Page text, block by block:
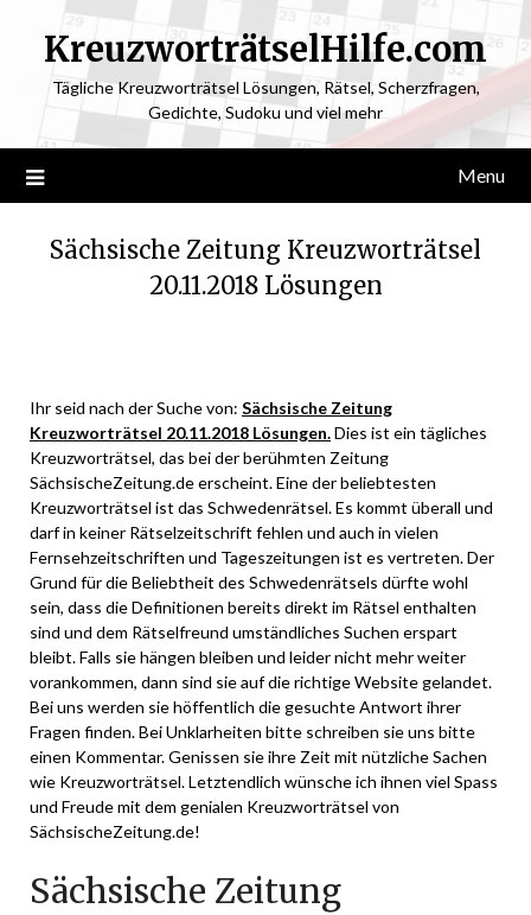
KreuzworträtselHilfe.com
Tägliche Kreuzworträtsel Lösungen, Rätsel, Scherzfragen,
Gedichte, Sudoku und viel mehr
Menu
Sächsische Zeitung Kreuzworträtsel
20.11.2018 Lösungen
November
20,
2018
Ihr seid nach der Suche von: Sächsische Zeitung
Kreuzworträtsel 20.11.2018 Lösungen.Dies ist ein tägliches
Kreuzworträtsel, das bei der berühmten Zeitung
SächsischeZeitung.de erscheint. Eine der beliebtesten
Kreuzworträtsel ist das Schwedenrätsel. Es kommt überall und
darf in keiner Rätselzeitschrift fehlen und auch in vielen
Fernsehzeitschriften und Tageszeitungen ist es vertreten. Der
Grund für die Beliebtheit des Schwedenrätsels dürfte wohl
sein, dass die Definitionen bereits direkt im Rätsel enthalten
sind und dem Rätselfreund umständliches Suchen erspart
bleibt. Falls sie hängen bleiben und leider nicht mehr weiter
vorankommen, dann sind sie auf die richtige Website gelandet.
Bei uns werden sie höffentlich die gesuchte Antwort ihrer
Fragen finden. Bei Unklarheiten bitte schreiben sie uns bitte
einen Kommentar. Genissen sie ihre Zeit mit nützliche Sachen
wie Kreuzworträtsel. Letztendlich wünsche ich ihnen viel Spass
und Freude mit dem genialen Kreuzworträtsel von
SächsischeZeitung.de!
Sächsische Zeitung